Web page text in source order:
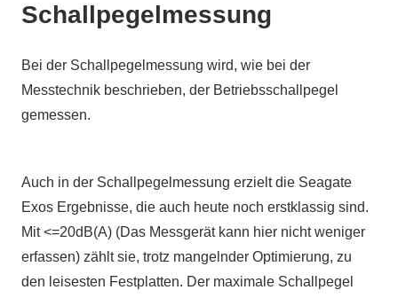
Schallpegelmessung
Bei der Schallpegelmessung wird, wie bei der
Messtechnik beschrieben, der Betriebsschallpegel
gemessen.
Auch in der Schallpegelmessung erzielt die Seagate
Exos Ergebnisse, die auch heute noch erstklassig sind.
Mit <=20dB(A) (Das Messgerät kann hier nicht weniger
erfassen) zählt sie, trotz mangelnder Optimierung, zu
den leisesten Festplatten. Der maximale Schallpegel